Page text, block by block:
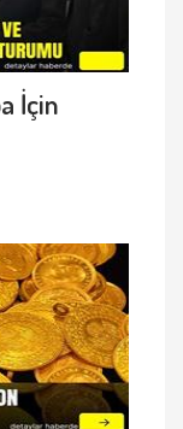
İçin